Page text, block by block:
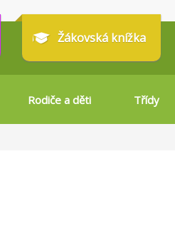
Žákovská knížka
Rodiče a děti Třídy